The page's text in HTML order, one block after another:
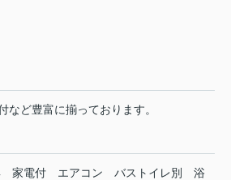
など豊富に揃っております。
家電付 エアコン バストイレ別
浴